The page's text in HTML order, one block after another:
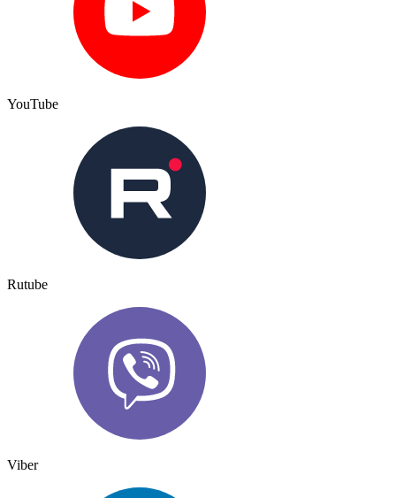
YouTube
Rutube
Viber